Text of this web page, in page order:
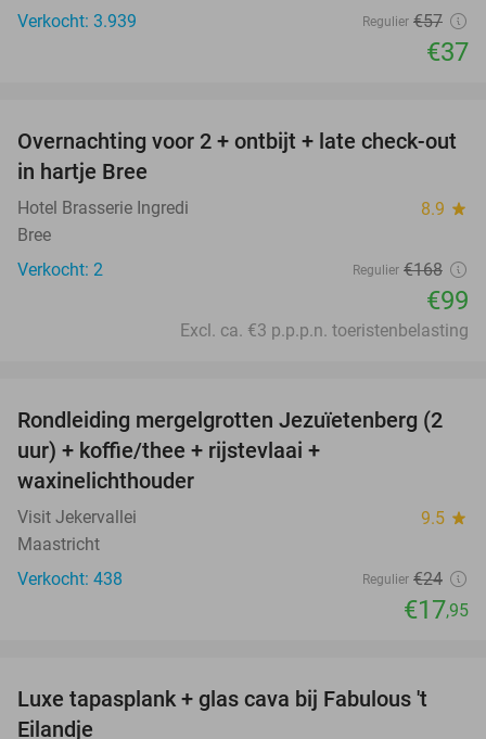
Verkocht: 3.939
Regulier €57
€37
41%
TODAY
Overnachting voor 2 + ontbijt + late check-out
in hartje Bree
Hotel Brasserie Ingredi 8.9 star
Bree
Verkocht: 2
Regulier €168
€99
Excl. ca. €3 p.p.p.n. toeristenbelasting
25%
Rondleiding mergelgrotten Jezuïetenberg (2
uur) + koffie/thee + rijstevlaai +
waxinelichthouder
Visit Jekervallei 9.5 star
Maastricht
Verkocht: 438
Regulier €24
€17,95
28%
Luxe tapasplank + glas cava bij Fabulous 't
Eilandje